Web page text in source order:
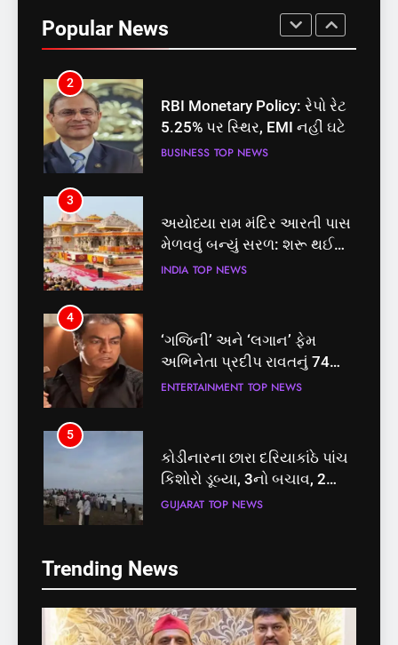
Popular News
બેઠક પરથી પવન પાંડેને 2027
માટે બનાવાયા ઉમેદવાર
INDIA
2
RBI Monetary Policy: રેપો રેટ
5.25% પર સ્થિર, EMI નહીં ઘટે
BUSINESS TOP NEWS
3
અયોધ્યા રામ મંદિર આરતી પાસ
મેળવવું બન્યું સરળ: શરૂ થઈ
તત્કાલ સુવિધા, જાણો સંપૂર્ણ
INDIA TOP NEWS
4
‘ગજિની’ અને ‘લગાન’ ફેમ
અભિનેતા પ્રદીપ રાવતનું 74
વર્ષની વયે નિધન, બ્લડ કેન્સર
ENTERTAINMENT TOP NEWS
5
કોડીનારના છારા દરિયાકાંઠે પાંચ
કિશોરો ડૂબ્યા, 3નો બચાવ, 2
લાપતા
GUJARAT TOP NEWS
પાસપોર્ટ વેરિફિકેશન માટે હવે
મુક્તિ,ગુજરાતમાં વેરિફિકેશન
પ્રક્રિયા બની સરળ
GUJARAT TOP NEWS
Trending Newsકોડીનારના છારા દરિયાકાંઠે પાંચ
કિશોરો ડૂબ્યા, 3નો બચાવ, 2
લાપતા
GUJARAT TOP NEWS